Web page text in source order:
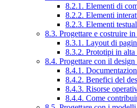
8.2.1. Elementi di
8.2.2. Elementi
8.2.3. Elementi
8.3. Progettare e costruire
8.3.1. Layout di
8.3.2. Prototipi in alta
8.4. Progettare con il design
8.4.1.
8.4.2. Benefici del
8.4.3. Risorse
8.4.4. Come